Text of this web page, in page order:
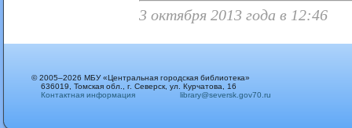
3 октября 2013 года в 12:46
© 2005–2026 МБУ «Центральная городская библиотека»
636019, Томская обл., г. Северск, ул. Курчатова, 16
Контактная информация
library@seversk.gov70.ru